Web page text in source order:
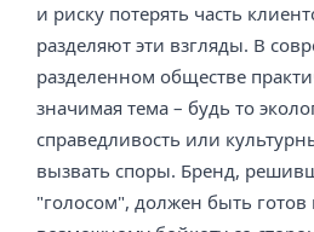
и риску потерять часть
разделяют эти взгляды. В
разделенном обществе
значимая тема – будь то
справедливость или
вызвать споры. Бренд,
"голосом", должен быть готов